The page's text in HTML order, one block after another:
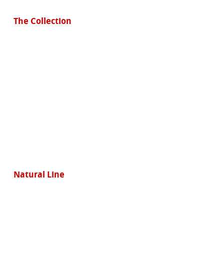
The Collection
Natural Line